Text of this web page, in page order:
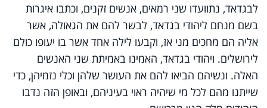
לבגדאד, נתוועדו שני רמאים, אנשים זקנים, וכתבו איגרות
בשם מנחם ליהודי בגדאד, לבשר להם את הגאולה, אשר
אליה הם מחכים מני אז, וקבעו לילה אחד אשר בו יעופו כולם
לירושלים. ויהודי בגדאד, האמינו באמיתת שני האנשים
האלה. ונשיהם הביאו להם את העושר שלהן וכלי נזמיהן, כדי
שייתנו מהם לכל מי שיהיה ראוי בעיניהם, ובאופן הזה נדבו